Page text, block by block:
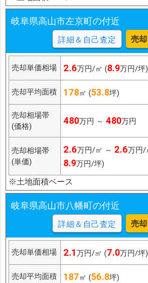
岐阜県高山市左京町の付近
詳細＆自己査定 売
売却単価相場 2.6万円/㎡ (8.9万円/坪)
売却平均面積 178㎡ (53.8坪)
売却相場帯
(価格)
480万円 ～ 480万円
売却相場帯
(単価)
2.6万円/㎡ ～ 2.6万円/
8.9万円/坪)
※土地面積ベース
岐阜県高山市八幡町の付近
詳細＆自己査定 売
売却単価相場 2.1万円/㎡ (7.0万円/坪)
売却平均面積 187㎡ (56.8坪)